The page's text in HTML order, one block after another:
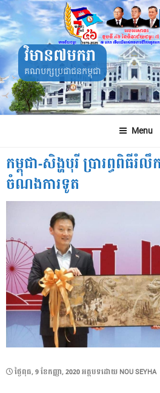
Skip
to
content
វិមាន៧មករា
គណបក្សប្រជាជនកម្ពុជា
Menu
កម្ពុជា-សិង្ហបុរី ប្រារព្ធពិធី
ចំណងការទូត
POSTED
ថ្ងៃ​ពុធ, 9 ខែ​កញ្ញា, 2020អត្ថបទដោយ NOU SEYHA